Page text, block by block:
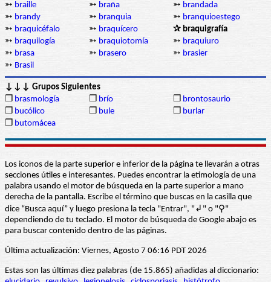
➳ braille ➳ braña ➳ brandada
➳ brandy ➳ branquia ➳ branquioestego
➳ braquicéfalo ➳ braquícero
✰ braquigrafía
➳ braquilogía ➳ braquiotomía ➳ braquiuro
➳ brasa ➳ brasero ➳ brasier
➳ Brasil
↓↓↓ Grupos Siguientes
❒ brasmología ❒ brío ❒ brontosaurio
❒ bucólico ❒ bule ❒ burlar
❒ butomácea
Los iconos de la parte superior e inferior de la página te llevarán a otras
secciones útiles e interesantes. Puedes encontrar la etimología de una
palabra usando el motor de búsqueda en la parte superior a mano
derecha de la pantalla. Escribe el término que buscas en la casilla que
dice “Busca aquí” y luego presiona la tecla "Entrar", "↲" o "⚲"
dependiendo de tu teclado. El motor de búsqueda de Google abajo es
para buscar contenido dentro de las páginas.
Última actualización: Viernes, Agosto 7 06:16 PDT 2026
Estas son las últimas diez palabras (de 15.865) añadidas al diccionario: